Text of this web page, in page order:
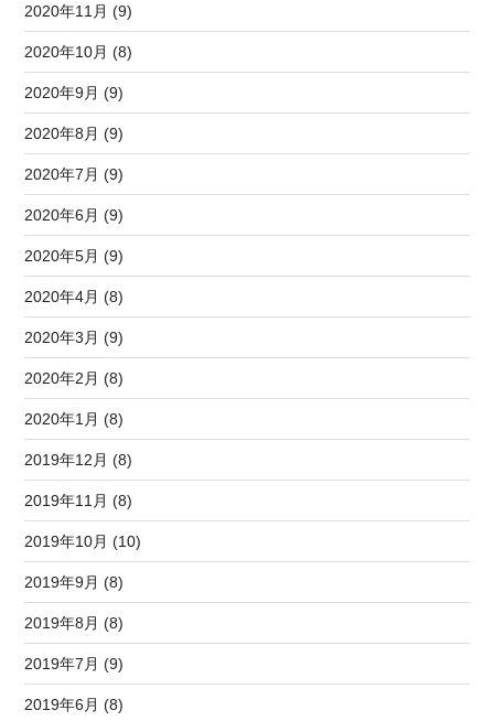
2020年11月 (9)
2020年10月 (8)
2020年9月 (9)
2020年8月 (9)
2020年7月 (9)
2020年6月 (9)
2020年5月 (9)
2020年4月 (8)
2020年3月 (9)
2020年2月 (8)
2020年1月 (8)
2019年12月 (8)
2019年11月 (8)
2019年10月 (10)
2019年9月 (8)
2019年8月 (8)
2019年7月 (9)
2019年6月 (8)